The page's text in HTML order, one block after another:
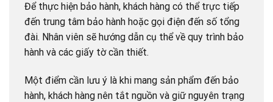
Để thực hiện bảo hành, khách hàng có thể trực tiếp
đến trung tâm bảo hành hoặc gọi điện đến số tổng
đài. Nhân viên sẽ hướng dẫn cụ thể về quy trình bảo
hành và các giấy tờ cần thiết.
Một điểm cần lưu ý là khi mang sản phẩm đến bảo
hành, khách hàng nên tắt nguồn và giữ nguyên trạng